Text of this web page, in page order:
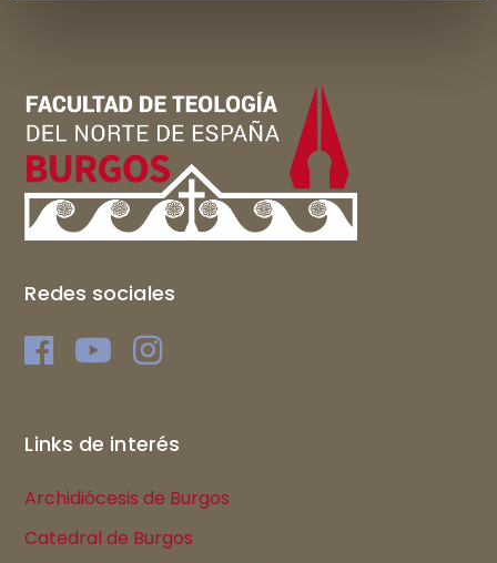
Redes sociales
Links de interés
Archidiócesis de Burgos
Catedral de Burgos